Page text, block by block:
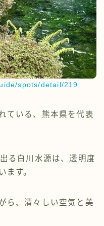
spots/detail/219
ている、熊本県を代表
る白川水源は、透明度
ます。
ら、清々しい空気と美